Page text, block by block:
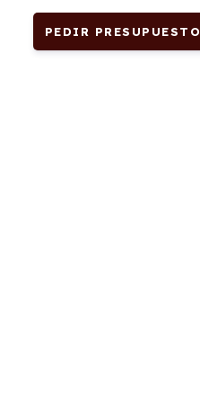
PEDIR PRESUPUESTO